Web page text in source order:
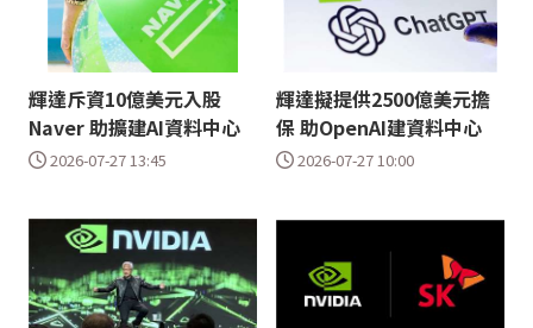
輝達斥資10億美元入股
Naver 助擴建AI資料中心
2026-07-27 13:45
輝達擬提供2500億美元擔
保 助OpenAI建資料中心
2026-07-27 10:00